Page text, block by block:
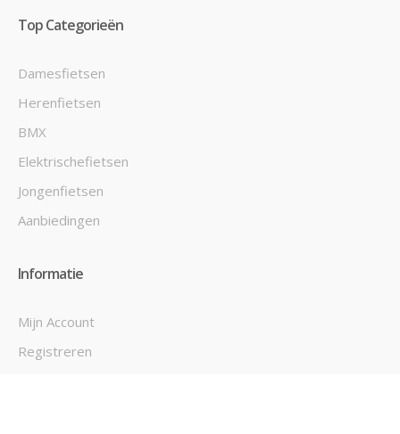
Top Categorieën
Damesfietsen
Herenfietsen
BMX
Elektrischefietsen
Jongenfietsen
Aanbiedingen
Informatie
Mijn Account
Registreren